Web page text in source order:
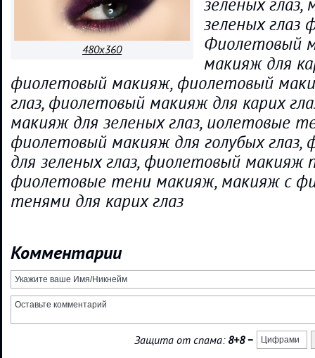
480x360
зеленых глаз,
зеленых глаз
Фиолетовый
макияж для
фиолетовый макияж, фиолетовый
глаз, фиолетовый макияж для карих
макияж для зеленых глаз, иолетовые
фиолетовый макияж для голубых
для зеленых глаз, фиолетовый макияж
фиолетовые тени макияж, макияж с
тенями для карих глаз
Комментарии
Защита от спама: 8+8=